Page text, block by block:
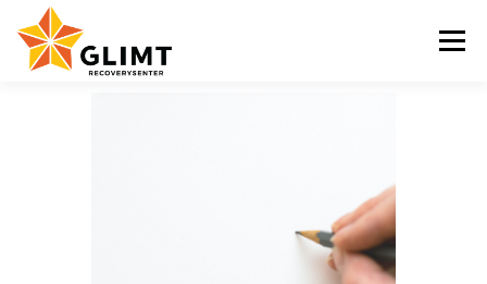
innhold
Meny